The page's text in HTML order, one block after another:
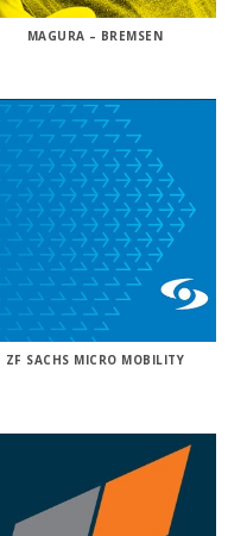
MAGURA – BREMSEN
ZF SACHS MICRO MOBILITY